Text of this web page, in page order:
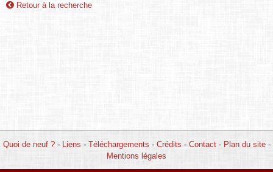
Retour à la recherche
Quoi de neuf ?- Liens - Téléchargements - Crédits - Contact- Plan du site-
Mentions légales